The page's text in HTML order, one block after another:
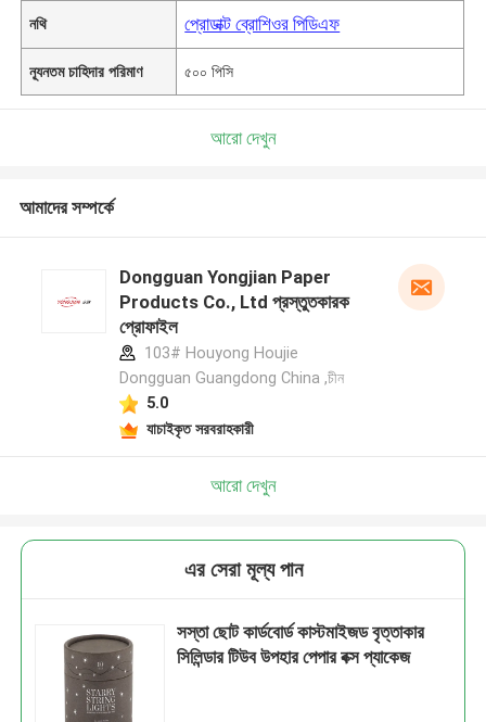
নথি প্রোডাক্ট ব্রোশিওর পিডিএফ
ন্যূনতম চাহিদার পরিমাণ ৫০০ পিসি
আরো দেখুন
আমাদের সম্পর্কে
Dongguan Yongjian Paper
Products Co., Ltd প্রস্তুতকারক
প্রোফাইল
103# Houyong Houjie
Dongguan Guangdong China ,চীন
5.0
যাচাইকৃত সরবরাহকারী
আরো দেখুন
এর সেরা মূল্য পান
সস্তা ছোট কার্ডবোর্ড কাস্টমাইজড বৃত্তাকার
সিলিন্ডার টিউব উপহার পেপার বক্স প্যাকেজ